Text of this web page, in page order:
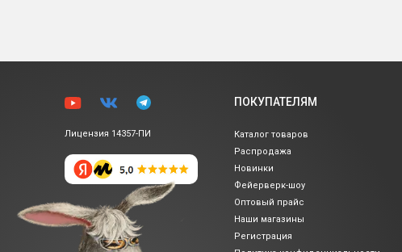
Лицензия 14357-ПИ
ПОКУПАТЕЛЯМ
Каталог товаров
Распродажа
Новинки
Фейерверк-шоу
Оптовый прайс
Наши магазины
Регистрация